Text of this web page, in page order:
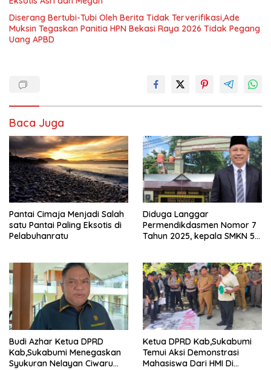
Diserang Bertubi-Tubi Oleh Berita Tidak Terverifikasi,Ade
Muksin Tegaskan Panitia HPN Bekasi Raya 2026 Tidak Pegang
Uang APBD
Baca Juga
Pantai Cimaja Menjadi Salah
satu Pantai Paling Eksotis di
Pelabuhanratu
Diduga Langgar
Permendikdasmen Nomor 7
Tahun 2025, kepala SMKN 5
Tahun
Budi Azhar Ketua DPRD
Kab,Sukabumi Menegaskan
Syukuran Nelayan Ciwaru
Ketua DPRD Kab,Sukabumi
Temui Aksi Demonstrasi
Mahasiswa Dari HMI Di